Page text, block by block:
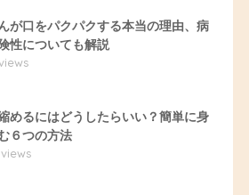
が口をパクパクする本当の理由、病
性についても解説
めるにはどうしたらいい？簡単に身
６つの方法